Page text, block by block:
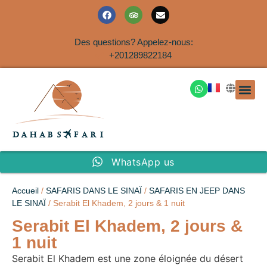
Des questions? Appelez-nous:
+201289822184
WhatsApp us
Accueil / SAFARIS DANS LE SINAÏ / SAFARIS EN JEEP DANS
LE SINAÏ / Serabit El Khadem, 2 jours & 1 nuit
Serabit El Khadem, 2 jours &
1 nuit
Serabit El Khadem est une zone éloignée du désert